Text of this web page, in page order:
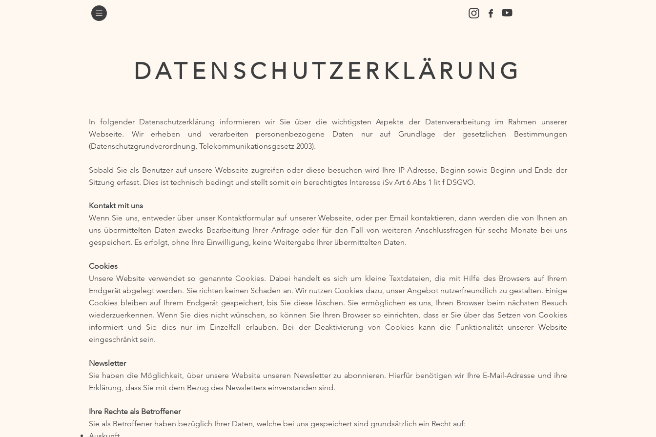
DATENSCHUTZERKLÄRUNG
In folgender Datenschutzerklärung informieren wir Sie über die wichtigsten Aspekte der Datenverarbeitung im Rahmen unserer
Webseite. Wir erheben und verarbeiten personenbezogene Daten nur auf Grundlage der gesetzlichen Bestimmungen
(Datenschutzgrundverordnung, Telekommunikationsgesetz 2003).
Sobald Sie als Benutzer auf unsere Webseite zugreifen oder diese besuchen wird Ihre IP-Adresse, Beginn sowie Beginn und Ende der
Sitzung erfasst. Dies ist technisch bedingt und stellt somit ein berechtigtes Interesse iSv Art 6 Abs 1 lit f DSGVO.
Kontakt mit uns
Wenn Sie uns, entweder über unser Kontaktformular auf unserer Webseite, oder per Email kontaktieren, dann werden die von Ihnen an
uns übermittelten Daten zwecks Bearbeitung Ihrer Anfrage oder für den Fall von weiteren Anschlussfragen für sechs Monate bei uns
gespeichert. Es erfolgt, ohne Ihre Einwilligung, keine Weitergabe Ihrer übermittelten Daten.
Cookies
Unsere Website verwendet so genannte Cookies. Dabei handelt es sich um kleine Textdateien, die mit Hilfe des Browsers auf Ihrem
Endgerät abgelegt werden. Sie richten keinen Schaden an. Wir nutzen Cookies dazu, unser Angebot nutzerfreundlich zu gestalten. Einige
Cookies bleiben auf Ihrem Endgerät gespeichert, bis Sie diese löschen. Sie ermöglichen es uns, Ihren Browser beim nächsten Besuch
wiederzuerkennen. Wenn Sie dies nicht wünschen, so können Sie Ihren Browser so einrichten, dass er Sie über das Setzen von Cookies
informiert und Sie dies nur im Einzelfall erlauben. Bei der Deaktivierung von Cookies kann die Funktionalität unserer Website
eingeschränkt sein.
Newsletter
Sie haben die Möglichkeit, über unsere Website unseren Newsletter zu abonnieren. Hierfür benötigen wir Ihre E-Mail-Adresse und ihre
Erklärung, dass Sie mit dem Bezug des Newsletters einverstanden sind.
Ihre Rechte als Betroffener
Sie als Betroffener haben bezüglich Ihrer Daten, welche bei uns gespeichert sind grundsätzlich ein Recht auf: